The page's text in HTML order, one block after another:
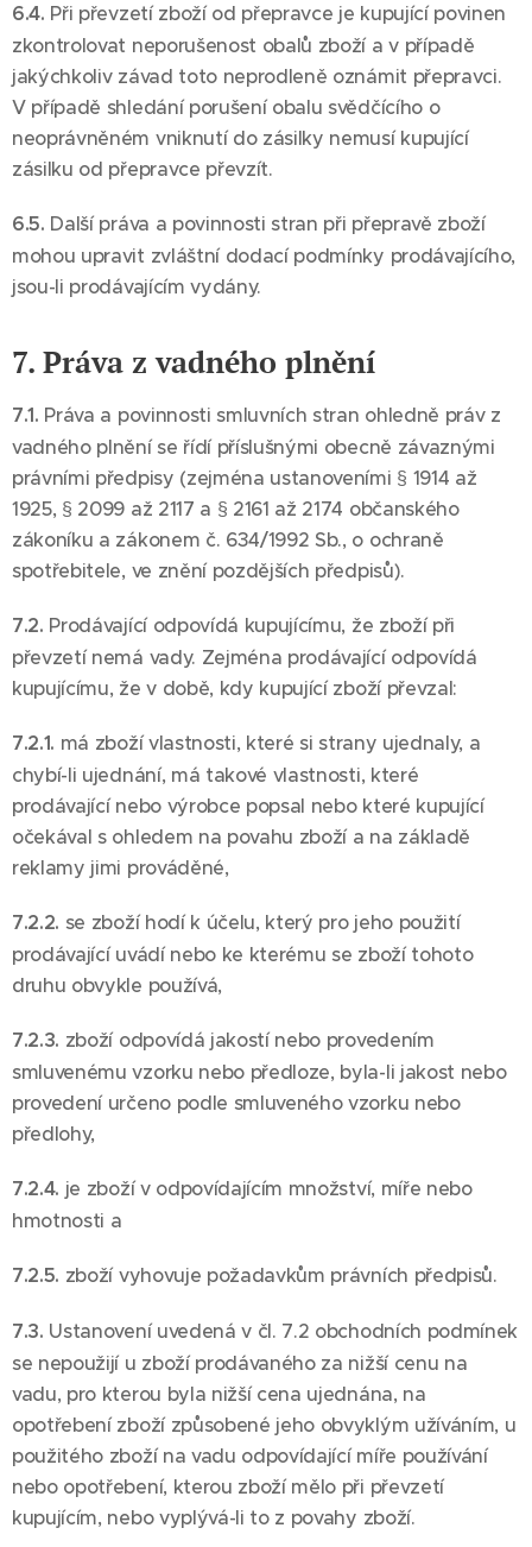
6.4. Při převzetí zboží od přepravce je kupující povinen
zkontrolovat neporušenost obalů zboží a v případě
jakýchkoliv závad toto neprodleně oznámit přepravci.
V případě shledání porušení obalu svědčícího o
neoprávněném vniknutí do zásilky nemusí kupující
zásilku od přepravce převzít.
6.5. Další práva a povinnosti stran při přepravě zboží
mohou upravit zvláštní dodací podmínky prodávajícího,
jsou-li prodávajícím vydány.
7. Práva z vadného plnění
7.1. Práva a povinnosti smluvních stran ohledně práv z
vadného plnění se řídí příslušnými obecně závaznými
právními předpisy (zejména ustanoveními § 1914 až
1925, § 2099 až 2117 a § 2161 až 2174 občanského
zákoníku a zákonem č. 634/1992 Sb., o ochraně
spotřebitele, ve znění pozdějších předpisů).
7.2. Prodávající odpovídá kupujícímu, že zboží při
převzetí nemá vady. Zejména prodávající odpovídá
kupujícímu, že v době, kdy kupující zboží převzal:
7.2.1. má zboží vlastnosti, které si strany ujednaly, a
chybí-li ujednání, má takové vlastnosti, které
prodávající nebo výrobce popsal nebo které kupující
očekával s ohledem na povahu zboží a na základě
reklamy jimi prováděné,
7.2.2. se zboží hodí k účelu, který pro jeho použití
prodávající uvádí nebo ke kterému se zboží tohoto
druhu obvykle používá,
7.2.3. zboží odpovídá jakostí nebo provedením
smluvenému vzorku nebo předloze, byla-li jakost nebo
provedení určeno podle smluveného vzorku nebo
předlohy,
7.2.4. je zboží v odpovídajícím množství, míře nebo
hmotnosti a
7.2.5. zboží vyhovuje požadavkům právních předpisů.
7.3. Ustanovení uvedená v čl. 7.2 obchodních podmínek
se nepoužijí u zboží prodávaného za nižší cenu na
vadu, pro kterou byla nižší cena ujednána, na
opotřebení zboží způsobené jeho obvyklým užíváním, u
použitého zboží na vadu odpovídající míře používání
nebo opotřebení, kterou zboží mělo při převzetí
kupujícím, nebo vyplývá-li to z povahy zboží.